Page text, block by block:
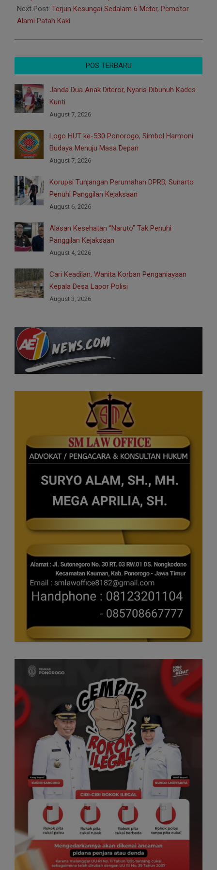
Next Post: Terjun Kesungai Sedalam 6 Meter, Pemotor
Alami Patah Kaki
POS TERBARU
Janda Dua Anak Diteror, Nyaris Dibunuh Kades
Kunti
August 7, 2026
Logo HUT ke-530 Ponorogo, Simbol Harmoni
Budaya Menuju Masa Depan
August 7, 2026
Korupsi Tunjangan Perumahan DPRD, Sunarto
Penuhi Panggilan Kejaksaan
August 6, 2026
Alasan Kesehatan “Naruto” Tak Penuhi
Panggilan Kejaksaan
August 4, 2026
Cari Keadilan, Wanita Korban Penganiayaan
Kepala Desa Lapor Polisi
August 3, 2026